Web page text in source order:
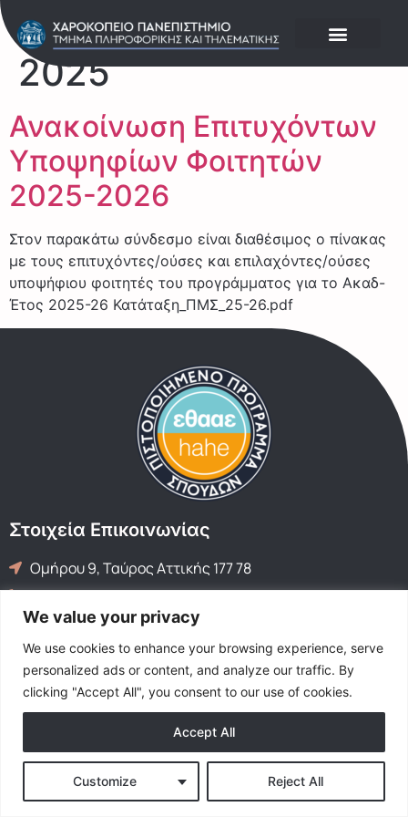
We value your privacy
We use cookies to enhance your browsing experience, serve
personalized ads or content, and analyze our traffic. By
clicking "Accept All", you consent to our use of cookies.
Customize Reject All
Accept All
Ημέρα:1 Ιουλίου
2025
Ανακοίνωση Επιτυχόντων
Υποψηφίων Φοιτητών
2025-2026
Στον παρακάτω σύνδεσμο είναι διαθέσιμος ο πίνακας
με τους επιτυχόντες/ούσες και επιλαχόντες/ούσες
υποψήφιου φοιτητές του προγράμματος για το Ακαδ-
Έτος 2025-26 Κατάταξη_ΠΜΣ_25-26.pdf
Στοιχεία Επικοινωνίας
Ομήρου 9, Ταύρος Αττικής 177 78
210 9549460
applied@hua.gr
© Με επιφύλαξη παντός δικαιώματος, όλα τα δικαιώματα